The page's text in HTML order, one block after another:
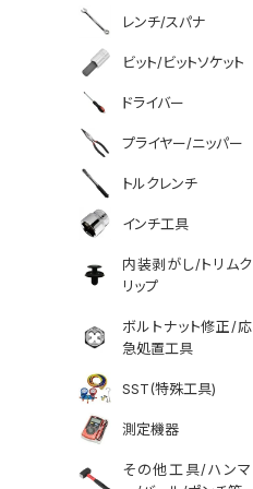
レンチ/スパナ
ビット/ビットソケット
ドライバー
プライヤー/ニッパー
トルクレンチ
インチ工具
内装剥がし/トリムク
リップ
ボルトナット修正/応
急処置工具
SST(特殊工具)
測定機器
その他工具/ハンマ